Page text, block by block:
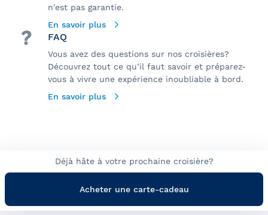
n'est pas garantie.
En savoir plus
FAQ
Vous avez des questions sur nos croisières?
Découvrez tout ce qu’il faut savoir et préparez-
vous à vivre une expérience inoubliable à bord.
En savoir plus
Déjà hâte à votre prochaine croisière?
Acheter une carte-cadeau